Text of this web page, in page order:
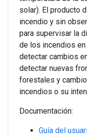
solar). El producto
incendio y sin
para supervisar la
de los incendios
detectar cambios
detectar nuevas
forestales y
incendios o su
Documentación:
Guía del